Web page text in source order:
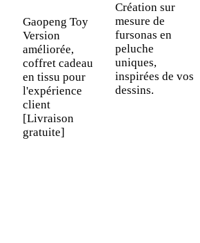
Gaopeng Toy
Version
améliorée,
coffret cadeau
en tissu pour
l'expérience
client
[Livraison
gratuite]
Création sur
mesure de
fursonas en
peluche
uniques,
inspirées de vos
dessins.